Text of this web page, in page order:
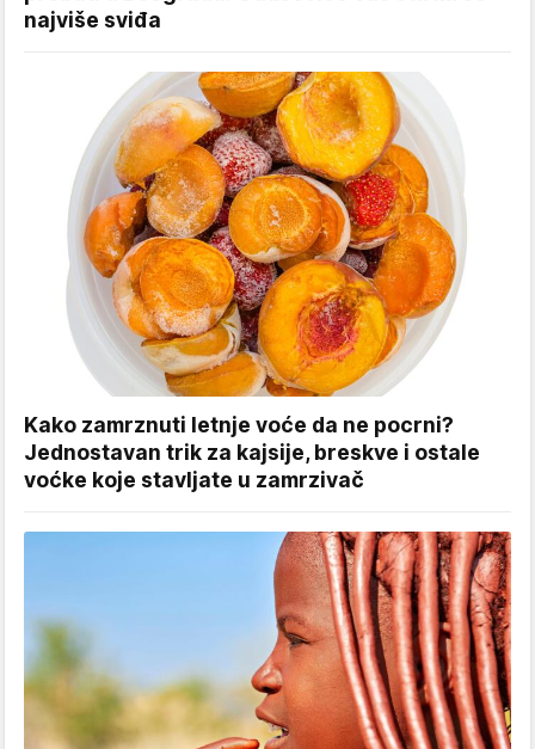
najviše sviđa
Kako zamrznuti letnje voće da ne pocrni?
Jednostavan trik za kajsije, breskve i ostale
voćke koje stavljate u zamrzivač